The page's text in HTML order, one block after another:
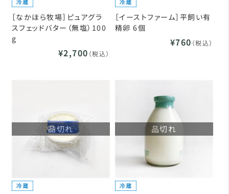
［なかほら牧場］ピュアグラ
スフェッドバター（無塩）100
g
¥2,700 （税込）
［イーストファーム］平飼い有
精卵 6個
¥760 （税込）
品切れ 品切れ